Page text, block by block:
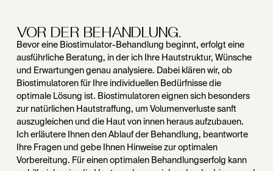
VOR DER BEHANDLUNG.
Bevor eine Biostimulator-Behandlung beginnt, erfolgt eine
ausführliche Beratung, in der ich Ihre Hautstruktur, Wünsche
und Erwartungen genau analysiere. Dabei klären wir, ob
Biostimulatoren für Ihre individuellen Bedürfnisse die
optimale Lösung ist. Biostimulatoren eignen sich besonders
zur natürlichen Hautstraffung, um Volumenverluste sanft
auszugleichen und die Haut von innen heraus aufzubauen.
Ich erläutere Ihnen den Ablauf der Behandlung, beantworte
Ihre Fragen und gebe Ihnen Hinweise zur optimalen
Vorbereitung. Für einen optimalen Behandlungserfolg kann